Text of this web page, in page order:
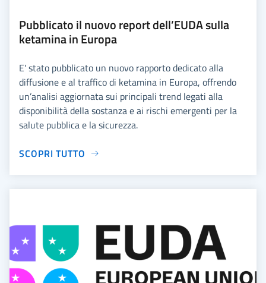
Pubblicato il nuovo report dell’EUDA sulla
ketamina in Europa
E' stato pubblicato un nuovo rapporto dedicato alla
diffusione e al traffico di ketamina in Europa, offrendo
un’analisi aggiornata sui principali trend legati alla
disponibilità della sostanza e ai rischi emergenti per la
salute pubblica e la sicurezza.
SCOPRI TUTTO